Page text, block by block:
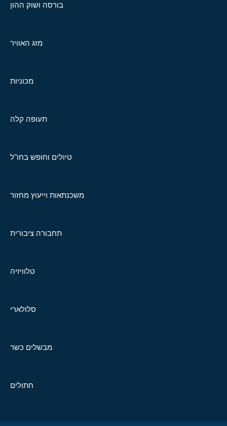
בורסה ושוק ההון
מזג האוויר
מכוניות
תעופה קלה
טיולים וחופש בחו"ל
משכנתאות וייעוץ מחזור
תחבורה ציבורית
טלוויזיה
סלולארי
מבשלים כשר
חתולים